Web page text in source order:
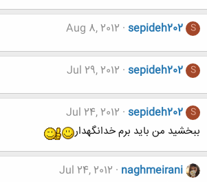
S
sepideh202
Aug 8, 2012
S
sepideh202
Jul 29, 2012
S
sepideh202
Jul 24, 2012
ببخشید من باید برم خدانگهدار
naghmeirani
Jul 24, 2012